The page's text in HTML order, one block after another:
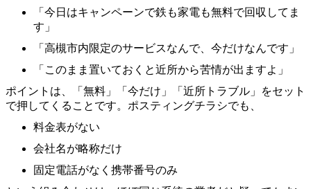
「今日はキャンペーンで鉄も家電も無料で回収してま
す」
「高槻市内限定のサービスなんで、今だけなんです」
「このまま置いておくと近所から苦情が出ますよ」
ポイントは、「無料」「今だけ」「近所トラブル」をセット
で押してくることです。ポスティングチラシでも、
料金表がない
会社名が略称だけ
固定電話がなく携帯番号のみ